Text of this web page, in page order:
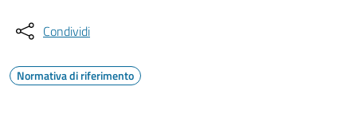
Condividi
Normativa di riferimento